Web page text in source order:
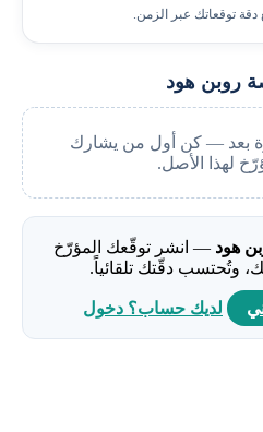
دقة توقعاتك عبر الزمن.
روبن هود
بعد — كن أول من يشارك
لهذا الأصل.
هود — انشر توقّعك المؤرّخ
وتُحتسب دقّتك تلقائياً.
لديك حساب؟ دخول